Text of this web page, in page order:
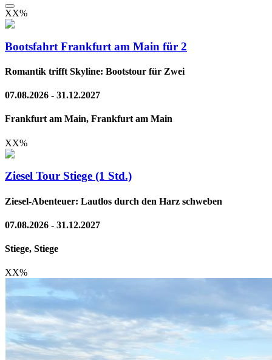
XX%
Bootsfahrt Frankfurt am Main für 2
Romantik trifft Skyline: Bootstour für Zwei
07.08.2026 - 31.12.2027
Frankfurt am Main, Frankfurt am Main
XX%
Ziesel Tour Stiege (1 Std.)
Ziesel-Abenteuer: Lautlos durch den Harz schweben
07.08.2026 - 31.12.2027
Stiege, Stiege
XX%